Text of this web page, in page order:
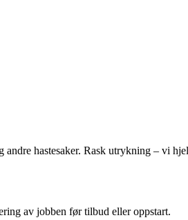
andre hastesaker. Rask utrykning – vi
av jobben før tilbud eller oppstart.